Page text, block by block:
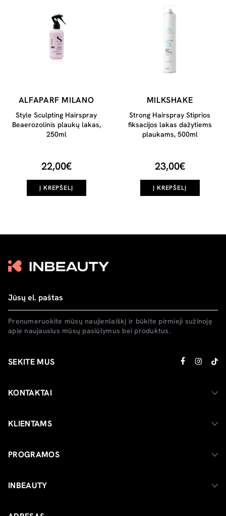
ALFAPARF MILANO
Style Sculpting Hairspray
Beaerozolinis plaukų lakas,
250ml
22,00€
Į KREPŠELĮ
MILKSHAKE
Strong Hairspray Stiprios
fiksacijos lakas dažytiems
plaukams, 500ml
23,00€
Į KREPŠELĮ
Prenumeruokite mūsų naujienlaiškį ir būkite pirmieji sužinoję
apie naujausius mūsų pasiūlymus bei produktus.
SEKITE MUS
KONTAKTAI
KLIENTAMS
PROGRAMOS
INBEAUTY